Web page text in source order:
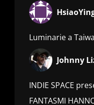
Luminarie a
Johnny
INDIE SPACE
FANTASMI